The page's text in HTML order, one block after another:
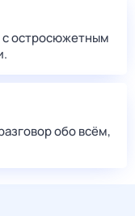
остросюжетным
обо всём,